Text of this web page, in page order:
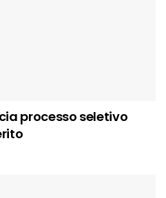
processo seletivo